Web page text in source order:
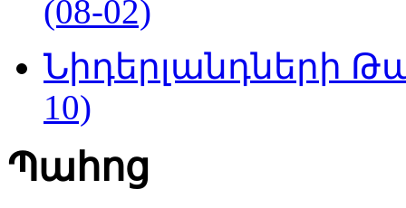
(08-02)
Նիդերլանդների
10)
Պահոց